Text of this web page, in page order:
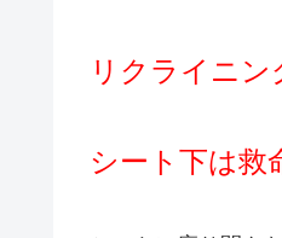
リクライニ
シート下は救